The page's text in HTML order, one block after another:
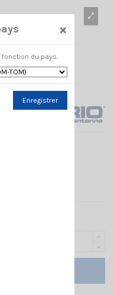
×
du pays.
Enregistrer